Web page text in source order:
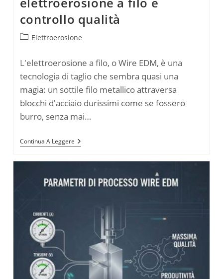
controllo qualità
Categoria
Elettroerosione
L'elettroerosione a filo, o Wire EDM, è una
tecnologia di taglio che sembra quasi una
magia: un sottile filo metallico attraversa
blocchi d'acciaio durissimi come se fossero
burro, senza mai…
Continua A LeggereOttimizzazione
Processo
E
Controllo